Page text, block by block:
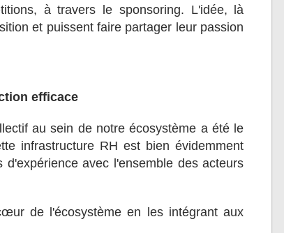
à travers le sponsoring. L'idée, là
et puissent faire partager leur passion
efficace
au sein de notre écosystème a été le
infrastructure RH est bien évidemment
avec l'ensemble des acteurs
de l'écosystème en les intégrant aux